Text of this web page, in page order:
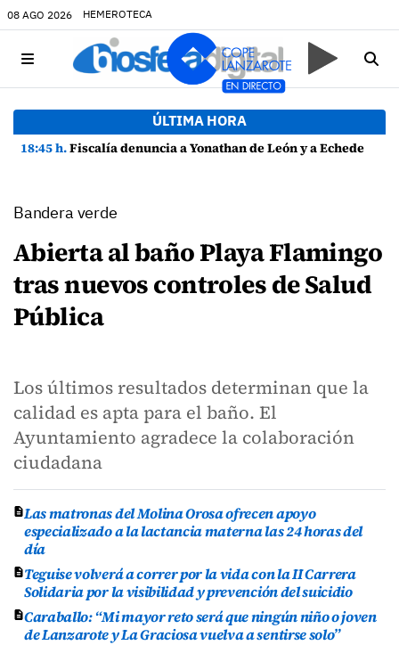
08 AGO 2026 HEMEROTECA
ÚLTIMA HORA
18:45 h.Fiscalía denuncia a Yonathan de León y a Echedey Eugenio por presuntas anomalías en contratos festivos
Bandera verde
Abierta al baño Playa Flamingo
tras nuevos controles de Salud
Pública
Los últimos resultados determinan que la
calidad es apta para el baño. El
Ayuntamiento agradece la colaboración
ciudadana
Las matronas del Molina Orosa ofrecen apoyo
especializado a la lactancia materna las 24 horas del
día
Teguise volverá a correr por la vida con la II Carrera
Solidaria por la visibilidad y prevención del suicidio
Caraballo: “Mi mayor reto será que ningún niño o joven
de Lanzarote y La Graciosa vuelva a sentirse solo”